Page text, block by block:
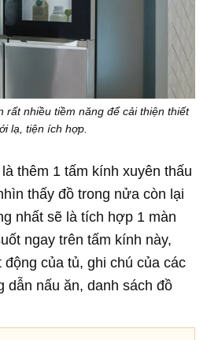
rất nhiều tiềm năng để cải thiện thiết
lạ, tiện ích hợp.
thêm 1 tấm kính xuyên thấu
thấy đồ trong nửa còn lại
nhất sẽ là tích hợp 1 màn
ngay trên tấm kính này,
động của tủ, ghi chú của các
dẫn nấu ăn, danh sách đồ